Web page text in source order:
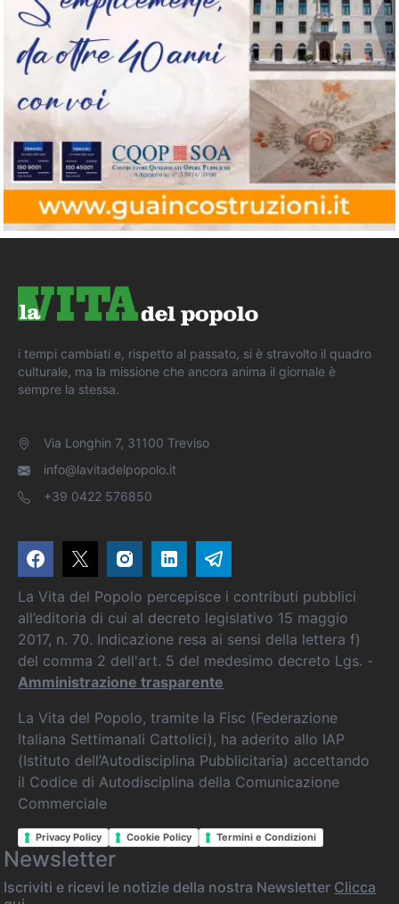
i tempi cambiati e, rispetto al passato, si è stravolto il quadro
culturale, ma la missione che ancora anima il giornale è
sempre la stessa.
Via Longhin 7, 31100 Treviso
info@lavitadelpopolo.it
+39 0422 576850
La Vita del Popolo percepisce i contributi pubblici
all’editoria di cui al decreto legislativo 15 maggio
2017, n. 70. Indicazione resa ai sensi della lettera f)
del comma 2 dell'art. 5 del medesimo decreto Lgs. -
Amministrazione trasparente
La Vita del Popolo, tramite la Fisc (Federazione
Italiana Settimanali Cattolici), ha aderito allo IAP
(Istituto dell’Autodisciplina Pubblicitaria) accettando
il Codice di Autodisciplina della Comunicazione
Commerciale
Privacy Policy Cookie Policy Termini e Condizioni
Newsletter
Iscriviti e ricevi le notizie della nostra Newsletter Clicca